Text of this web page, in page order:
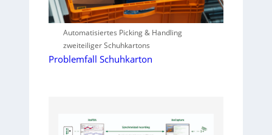
Automatisiertes Picking & Handling
zweiteiliger Schuhkartons
Problemfall Schuhkarton